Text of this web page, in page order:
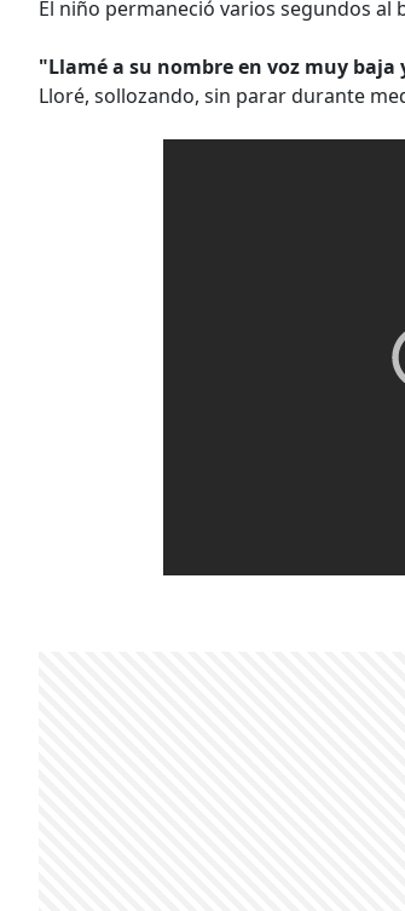
El niño permaneció varios segundos
"Llamé a su nombre en voz muy baja
Lloré, sollozando, sin parar durante